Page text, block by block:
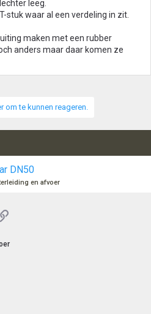
leeg.
stuk waar al een verdeling in zit.
maken met een rubber
anders maar daar komen ze
om te kunnen reageren.
DN50
en afvoer
Link